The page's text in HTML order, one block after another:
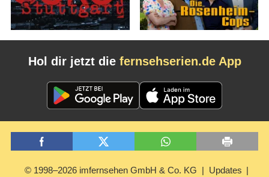
Hol dir jetzt die fernsehserien.de App
© 1998–2026 imfernsehen GmbH & Co. KG Updates